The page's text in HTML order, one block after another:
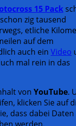
15 Pack
zig tausend
etliche
auf dem
auch ein Video
mal rein in das
von YouTube.
klicken Sie auf
dass dabei Daten